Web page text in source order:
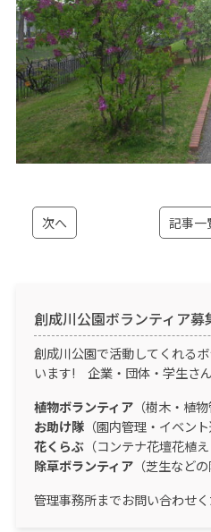
次へ 記事一
創成川公園ボランティア募
創成川公園で活動してくれる
います! 企業・団体・学生さ
植物ボランティア （樹木・植
お助け隊 （園内管理・イベン
花くらぶ （コンテナ花壇花植
除草ボランティア （芝生など
管理事務所までお問い合わせく